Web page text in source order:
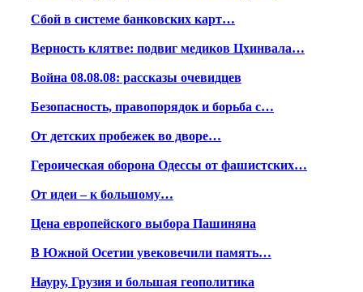
Сбой в системе банковских карт…
Верность клятве: подвиг медиков Цхинвала…
Война 08.08.08: рассказы очевидцев
Безопасность, правопорядок и борьба с…
От детских пробежек во дворе…
Героическая оборона Одессы от фашистских…
От идеи – к большому…
Цена европейского выбора Пашиняна
В Южной Осетии увековечили память…
Науру, Грузия и большая геополитика